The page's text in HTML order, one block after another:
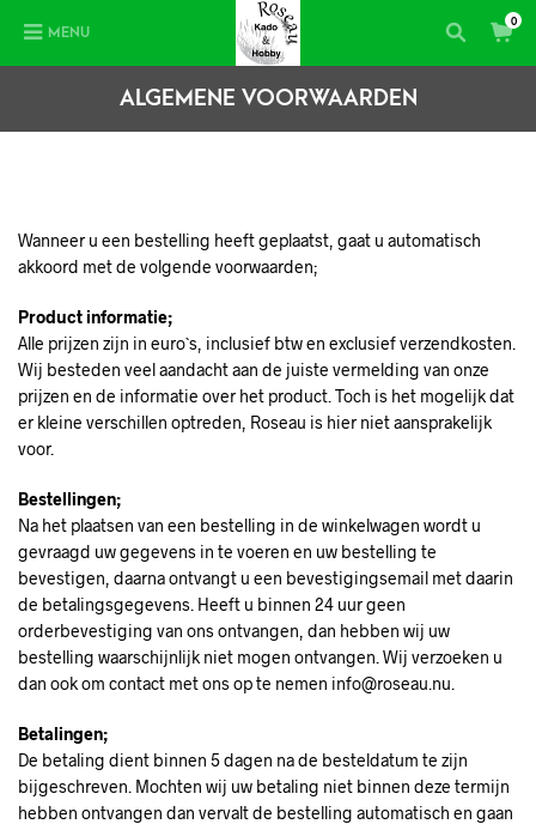
MENU
0
ALGEMENE VOORWAARDEN
Wanneer u een bestelling heeft geplaatst, gaat u automatisch
akkoord met de volgende voorwaarden;
Product informatie;
Alle prijzen zijn in euro`s, inclusief btw en exclusief verzendkosten.
Wij besteden veel aandacht aan de juiste vermelding van onze
prijzen en de informatie over het product. Toch is het mogelijk dat
er kleine verschillen optreden, Roseau is hier niet aansprakelijk
voor.
Bestellingen;
Na het plaatsen van een bestelling in de winkelwagen wordt u
gevraagd uw gegevens in te voeren en uw bestelling te
bevestigen, daarna ontvangt u een bevestigingsemail met daarin
de betalingsgegevens. Heeft u binnen 24 uur geen
orderbevestiging van ons ontvangen, dan hebben wij uw
bestelling waarschijnlijk niet mogen ontvangen. Wij verzoeken u
dan ook om contact met ons op te nemen info@roseau.nu.
Betalingen;
De betaling dient binnen 5 dagen na de besteldatum te zijn
bijgeschreven. Mochten wij uw betaling niet binnen deze termijn
hebben ontvangen dan vervalt de bestelling automatisch en gaan